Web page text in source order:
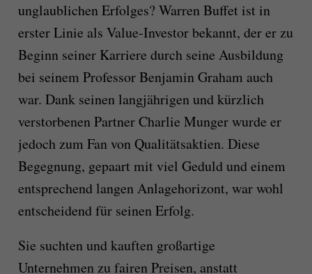
unglaublichen Erfolges? Warren Buffet ist in
erster Linie als Value-Investor bekannt, der er zu
Beginn seiner Karriere durch seine Ausbildung
bei seinem Professor Benjamin Graham auch
war. Dank seinen langjährigen und kürzlich
verstorbenen Partner Charlie Munger wurde er
jedoch zum Fan von Qualitätsaktien. Diese
Begegnung, gepaart mit viel Geduld und einem
entsprechend langen Anlagehorizont, war wohl
entscheidend für seinen Erfolg.
Sie suchten und kauften großartige
Unternehmen zu fairen Preisen, anstatt